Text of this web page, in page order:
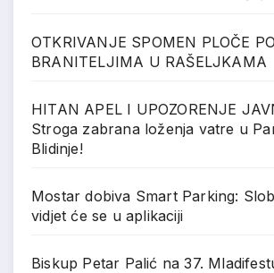
OTKRIVANJE SPOMEN PLOČE
BRANITELJIMA U RAŠELJKAMA
HITAN APEL I UPOZORENJE
Stroga zabrana loženja vatre u
Blidinje!
Mostar dobiva Smart Parking:
vidjet će se u aplikaciji
Biskup Petar Palić na 37.